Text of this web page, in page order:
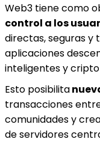
Web3 tiene como
control a los
directas, seguras y
aplicaciones
inteligentes y
Esto posibilita
transacciones
comunidades y
de servidores